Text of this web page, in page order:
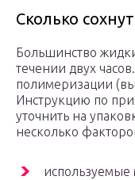
Сколько
Большинство
течении двух
полимеризации
Инструкцию по
уточнить на
несколько
используемые